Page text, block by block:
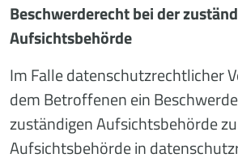
Beschwerderecht bei der
Aufsichtsbehörde
Im Falle datenschutzrechtlicher
dem Betroffenen ein
zuständigen Aufsichtsbehörde
Aufsichtsbehörde in